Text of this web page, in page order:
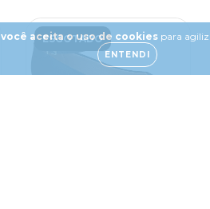
você aceita o uso de cookiespara
ENTENDI
ESGOTADO